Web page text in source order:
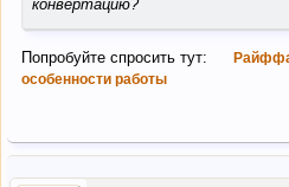
конвертацию?
Попробуйте спросить тут:
особенности работы